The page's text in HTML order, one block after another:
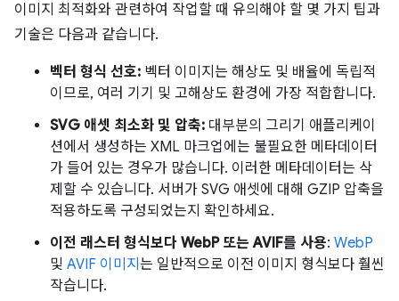
이미지 최적화와 관련하여 작업할 때 유의해야 할 몇 가지 팁과
기술은 다음과 같습니다.
벡터 형식 선호: 벡터 이미지는 해상도 및 배율에 독립적
이므로, 여러 기기 및 고해상도 환경에 가장 적합합니다.
SVG 애셋 최소화 및 압축: 대부분의 그리기 애플리케이
션에서 생성하는 XML 마크업에는 불필요한 메타데이터
가 들어 있는 경우가 많습니다. 이러한 메타데이터는 삭
제할 수 있습니다. 서버가 SVG 애셋에 대해 GZIP 압축을
적용하도록 구성되었는지 확인하세요.
이전 래스터 형식보다 WebP 또는 AVIF를 사용: WebP
및 AVIF 이미지 는 일반적으로 이전 이미지 형식보다 훨씬
작습니다.